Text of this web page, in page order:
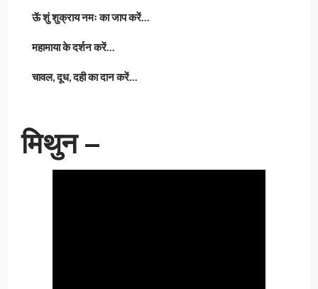
ऊॅ शुं शुक्राय नमः का जाप करें…
महामाया के दर्शन करें…
चावल, दूध, दही का दान करें…
मिथुन –